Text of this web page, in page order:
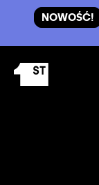
NOWOŚĆ!